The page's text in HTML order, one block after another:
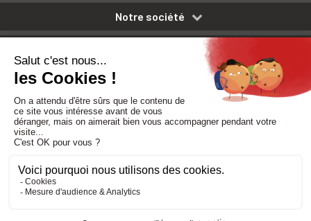
Notre société